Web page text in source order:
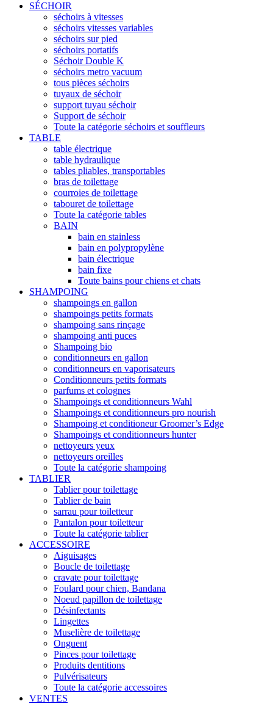
SÉCHOIR
séchoirs à vitesses
séchoirs vitesses variables
séchoirs sur pied
séchoirs portatifs
Séchoir Double K
séchoirs metro vacuum
tous pièces séchoirs
tuyaux de séchoir
support tuyau séchoir
Support de séchoir
Toute la catégorie séchoirs et souffleurs
TABLE
table électrique
table hydraulique
tables pliables, transportables
bras de toilettage
courroies de toilettage
tabouret de toilettage
Toute la catégorie tables
BAIN
bain en stainless
bain en polypropylène
bain électrique
bain fixe
Toute bains pour chiens et chats
SHAMPOING
shampoings en gallon
shampoings petits formats
shampoing sans rinçage
shampoing anti puces
Shampoing bio
conditionneurs en gallon
conditionneurs en vaporisateurs
Conditionneurs petits formats
parfums et colognes
Shampoings et conditionneurs Wahl
Shampoings et conditionneurs pro nourish
Shampoing et conditioneur Groomer’s Edge
Shampoings et conditionneurs hunter
nettoyeurs yeux
nettoyeurs oreilles
Toute la catégorie shampoing
TABLIER
Tablier pour toilettage
Tablier de bain
sarrau pour toiletteur
Pantalon pour toiletteur
Toute la catégorie tablier
ACCESSOIRE
Aiguisages
Boucle de toilettage
cravate pour toilettage
Foulard pour chien, Bandana
Noeud papillon de toilettage
Désinfectants
Lingettes
Muselière de toilettage
Onguent
Pinces pour toilettage
Produits dentitions
Pulvérisateurs
Toute la catégorie accessoires
VENTES